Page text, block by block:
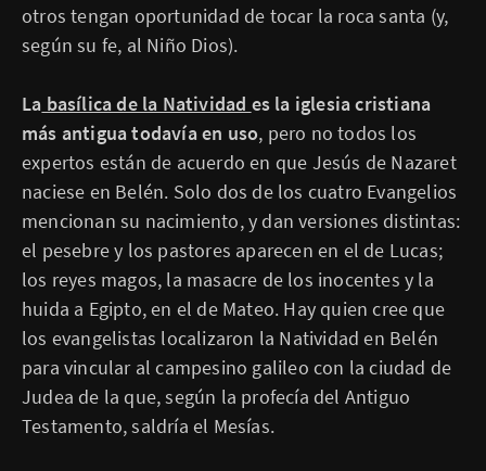
otros tengan oportunidad de tocar la roca santa (y,
según su fe, al Niño Dios).
La basílica de la Natividad es la iglesia cristiana
más antigua todavía en uso, pero no todos los
expertos están de acuerdo en que Jesús de Nazaret
naciese en Belén. Solo dos de los cuatro Evangelios
mencionan su nacimiento, y dan versiones distintas:
el pesebre y los pastores aparecen en el de Lucas;
los reyes magos, la masacre de los inocentes y la
huida a Egipto, en el de Mateo. Hay quien cree que
los evangelistas localizaron la Natividad en Belén
para vincular al campesino galileo con la ciudad de
Judea de la que, según la profecía del Antiguo
Testamento, saldría el Mesías.